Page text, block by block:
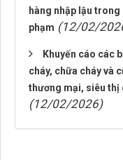
hàng nhập lậu
phạm (12/02/
Khuyến cáo các
cháy, chữa cháy và
thương mại, siêu thị
(12/02/2026)